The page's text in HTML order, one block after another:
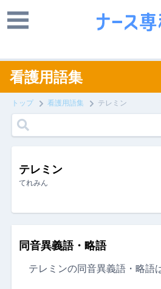
看護用語集
トップ 看護用語集 テレミン
テレミン
てれみん
同音異義語・略語
テレミンの同音異義語・略語